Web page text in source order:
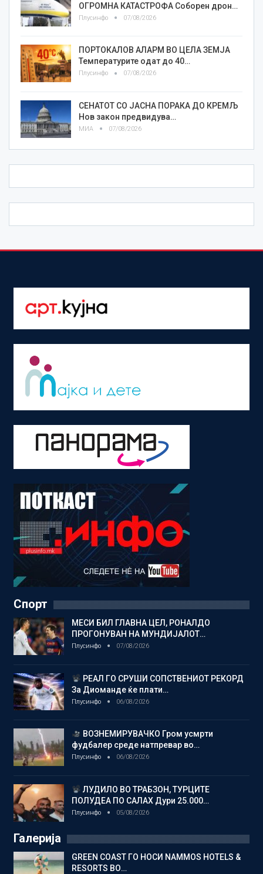
ОГРОМНА КАТАСТРОФА Соборен дрон…
Плусинфо 07/08/2026
ПОРТОКАЛОВ АЛАРМ ВО ЦЕЛА ЗЕМЈА
Температурите одат до 40…
Плусинфо 07/08/2026
СЕНАТОТ СО ЈАСНА ПОРАКА ДО КРЕМЉ
Нов закон предвидува…
МИА 07/08/2026
Спорт
МЕСИ БИЛ ГЛАВНА ЦЕЛ, РОНАЛДО
ПРОГОНУВАН НА МУНДИЈАЛОТ…
Плусинфо 07/08/2026
РЕАЛ ГО СРУШИ СОПСТВЕНИОТ РЕКОРД
За Диоманде ќе плати…
Плусинфо 06/08/2026
ВОЗНЕМИРУВАЧКО Гром усмрти
фудбалер среде натпревар во…
Плусинфо 06/08/2026
ЛУДИЛО ВО ТРАБЗОН, ТУРЦИТЕ
ПОЛУДЕА ПО САЛАХ Дури 25.000…
Плусинфо 05/08/2026
Галерија
GREEN COAST ГО НОСИ NAMMOS HOTELS &
RESORTS ВО…